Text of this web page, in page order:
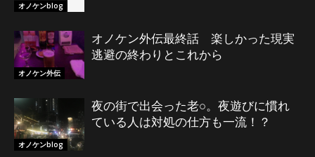
オノケンblog
オノケン外伝
オノケン外伝最終話 楽しかった現実
逃避の終わりとこれから
オノケンblog
夜の街で出会った老○。夜遊びに慣れ
ている人は対処の仕方も一流！？